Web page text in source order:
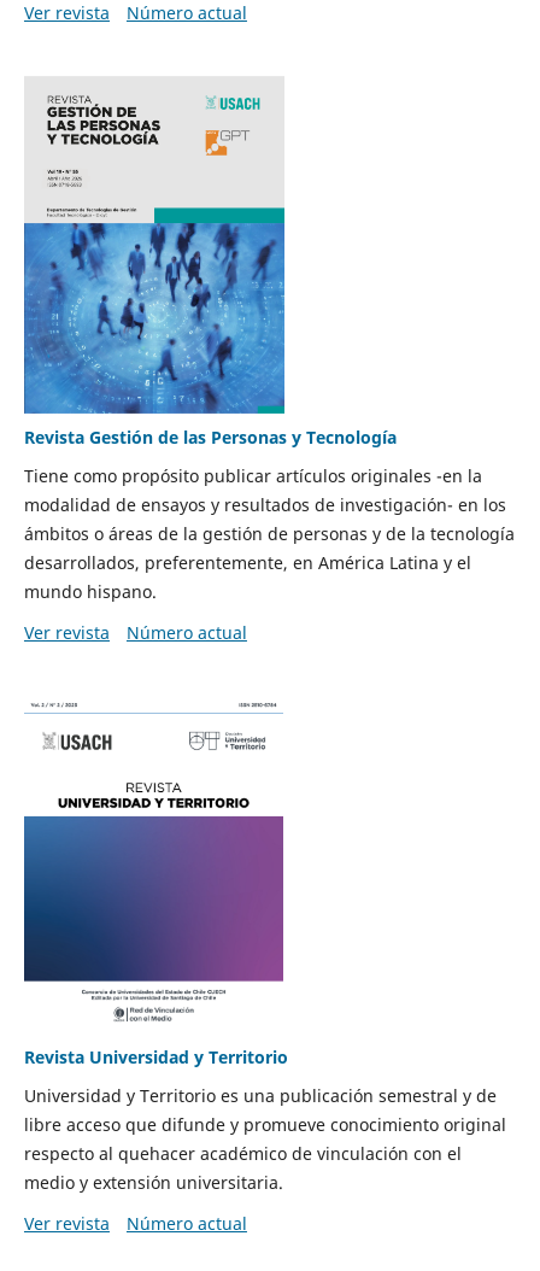
Ver revista
Número actual
Revista Gestión de las Personas y Tecnología
Tiene como propósito publicar artículos originales -en la
modalidad de ensayos y resultados de investigación- en los
ámbitos o áreas de la gestión de personas y de la tecnología
desarrollados, preferentemente, en América Latina y el
mundo hispano.
Ver revista
Número actual
Revista Universidad y Territorio
Universidad y Territorio es una publicación semestral y de
libre acceso que difunde y promueve conocimiento original
respecto al quehacer académico de vinculación con el
medio y extensión universitaria.
Ver revista
Número actual